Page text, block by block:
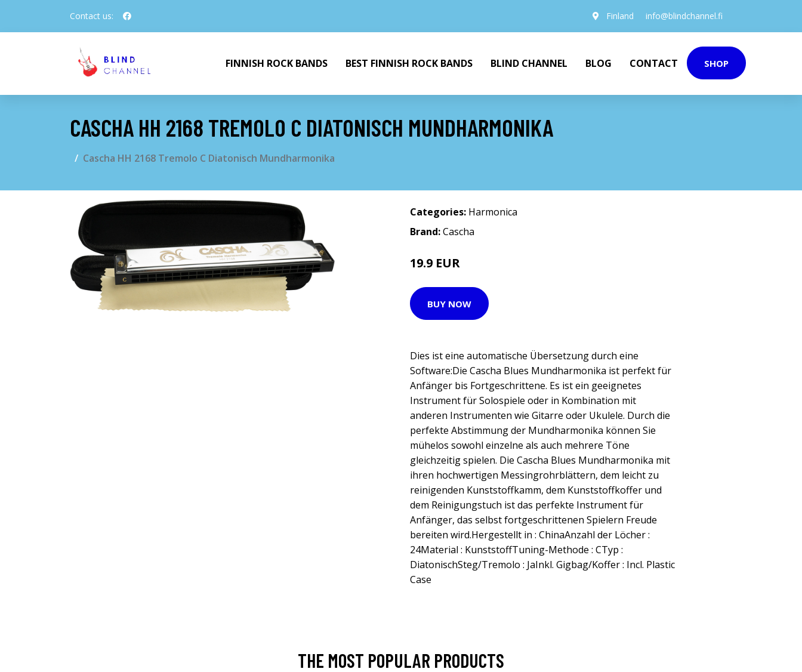
Contact us: Finland info@blindchannel.fi
FINNISH ROCK BANDS BEST FINNISH ROCK BANDS BLIND CHANNEL BLOG CONTACT SHOP
CASCHA HH 2168 TREMOLO C DIATONISCH MUNDHARMONIKA
Cascha HH 2168 Tremolo C Diatonisch Mundharmonika
Categories: Harmonica
Brand:Cascha
19.9 EUR
BUY NOW
Dies ist eine automatische Übersetzung durch eine
Software:Die Cascha Blues Mundharmonika ist perfekt für
Anfänger bis Fortgeschrittene. Es ist ein geeignetes
Instrument für Solospiele oder in Kombination mit
anderen Instrumenten wie Gitarre oder Ukulele. Durch die
perfekte Abstimmung der Mundharmonika können Sie
mühelos sowohl einzelne als auch mehrere Töne
gleichzeitig spielen. Die Cascha Blues Mundharmonika mit
ihren hochwertigen Messingrohrblättern, dem leicht zu
reinigenden Kunststoffkamm, dem Kunststoffkoffer und
dem Reinigungstuch ist das perfekte Instrument für
Anfänger, das selbst fortgeschrittenen Spielern Freude
bereiten wird.Hergestellt in : ChinaAnzahl der Löcher :
24Material : KunststoffTuning-Methode : CTyp :
DiatonischSteg/Tremolo : JaInkl. Gigbag/Koffer : Incl. Plastic
Case
THE MOST POPULAR PRODUCTS